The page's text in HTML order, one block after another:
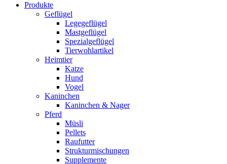
Produkte
Geflügel
Legegeflügel
Mastgeflügel
Spezialgeflügel
Tierwohlartikel
Heimtier
Katze
Hund
Vogel
Kaninchen
Kaninchen & Nager
Pferd
Müsli
Pellets
Raufutter
Strukturmischungen
Supplemente